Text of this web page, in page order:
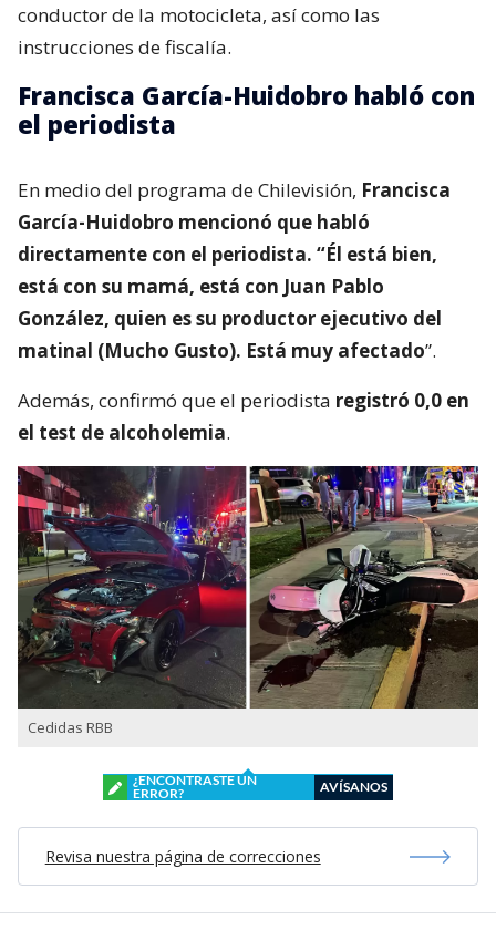
conductor de la motocicleta, así como las
instrucciones de fiscalía.
Francisca García-Huidobro habló con
el periodista
En medio del programa de Chilevisión, Francisca
García-Huidobro mencionó que habló
directamente con el periodista. “Él está bien,
está con su mamá, está con Juan Pablo
González, quien es su productor ejecutivo del
matinal (Mucho Gusto). Está muy afectado”.
Además, confirmó que el periodista registró 0,0 en
el test de alcoholemia.
Cedidas RBB
¿ENCONTRASTE UN
ERROR?
AVÍSANOS
Revisa nuestra página de correcciones